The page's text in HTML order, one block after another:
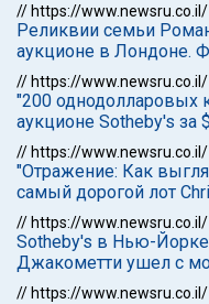
// https://www.newsru.co.il/
Реликвии семьи
аукционе в Лондоне.
// https://www.newsru.co.il/
"200 однодолларовых
аукционе Sotheby's за
// https://www.newsru.co.il/
"Отражение: Как
самый дорогой лот
// https://www.newsru.co.il/
Sotheby's в Нью-
Джакометти ушел с
// https://www.newsru.co.il/